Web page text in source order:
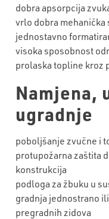
dobra apsorpcija
vrlo dobra mehanička
jednostavno
visoka sposobnost
prolaska topline kroz
Namjena,
ugradnje
poboljšanje zvučne i
protupožarna zaštita
konstrukcija
podloga za žbuku u
gradnja jednostrano
pregradnih zidova